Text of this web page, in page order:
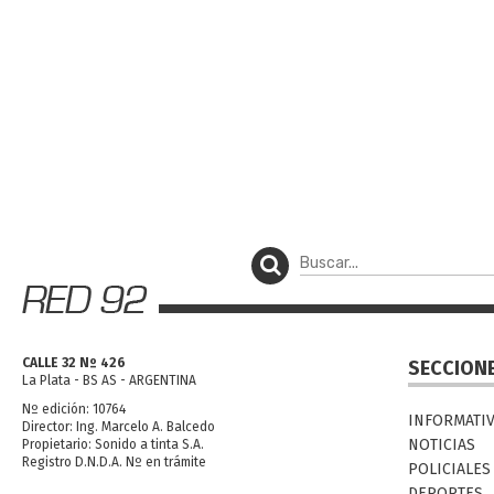
CALLE 32 Nº 426
La Plata - BS AS - ARGENTINA
Nº edición: 10764
Director: Ing. Marcelo A. Balcedo
Propietario: Sonido a tinta S.A.
Registro D.N.D.A. Nº en trámite
NOTICIAS
POLICIALES